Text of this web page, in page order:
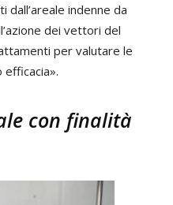
indenne da
dei vettori del
per valutare le
con finalità